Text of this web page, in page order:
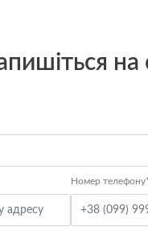
на
Номер